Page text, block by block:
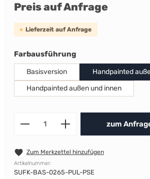
Preis auf Anfrage
Lieferzeit auf Anfrage
Farbausführungauswählen
Basisversion
Handpainted
Handpainted außen und innen
Produktzum
Zum Merkzettel hinzufügen
Artikelnummer:
SUFK-BAS-0265-PUL-PSE